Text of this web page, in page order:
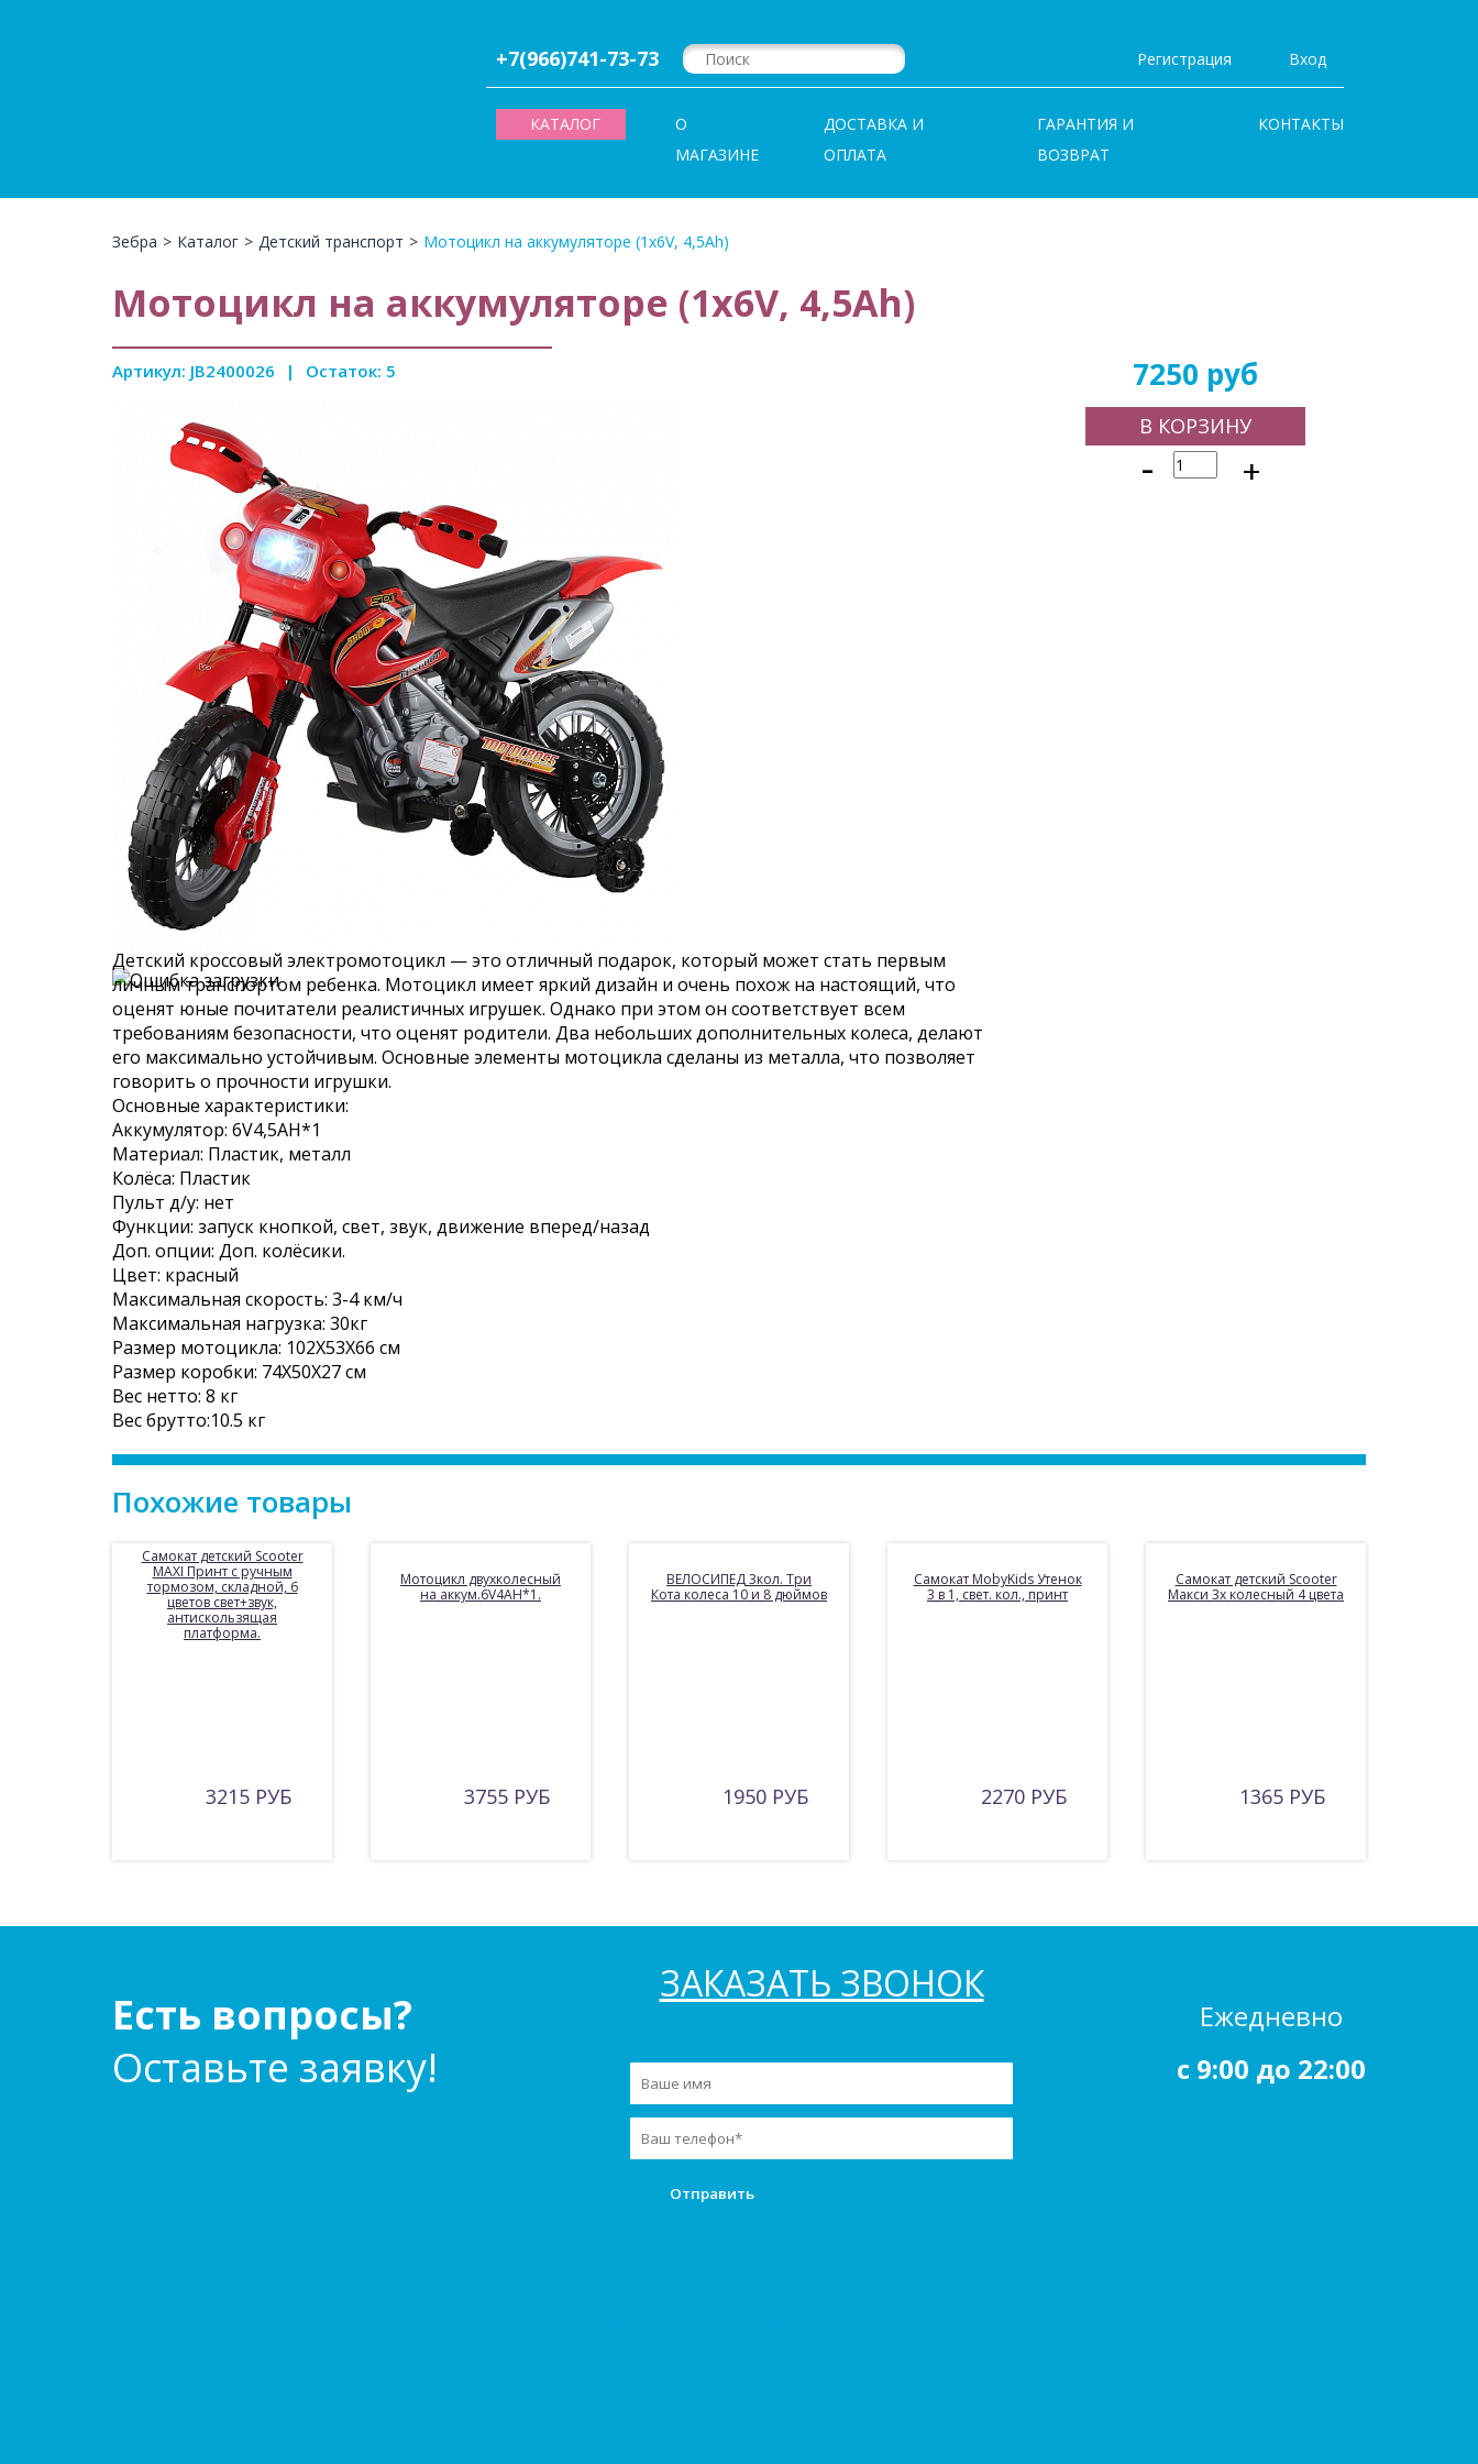
+7(966)741-73-73 Регистрация Вход
КАТАЛОГ
О
МАГАЗИНЕ
ДОСТАВКА И
ОПЛАТА
ГАРАНТИЯ И
ВОЗВРАТ
КОНТАКТЫ
Зебра > Каталог > Детский транспорт > Мотоцикл на аккумуляторе (1х6V, 4,5Ah)
Мотоцикл на аккумуляторе (1х6V, 4,5Ah)
Артикул: JB2400026 | Остаток: 5
Детский кроссовый электромотоцикл — это отличный подарок, который может стать первым
личным транспортом ребенка. Мотоцикл имеет яркий дизайн и очень похож на настоящий, что
оценят юные почитатели реалистичных игрушек. Однако при этом он соответствует всем
требованиям безопасности, что оценят родители. Два небольших дополнительных колеса, делают
его максимально устойчивым. Основные элементы мотоцикла сделаны из металла, что позволяет
говорить о прочности игрушки.
Основные характеристики:
Аккумулятор: 6V4,5AH*1
Материал: Пластик, металл
Колёса: Пластик
Пульт д/у: нет
Функции: запуск кнопкой, свет, звук, движение вперед/назад
Доп. опции: Доп. колёсики.
Цвет: красный
Максимальная скорость: 3-4 км/ч
Максимальная нагрузка: 30кг
Размер мотоцикла: 102X53X66 см
Размер коробки: 74X50X27 см
Вес нетто: 8 кг
Вес брутто:10.5 кг
7250 руб
В КОРЗИНУ
- +
Похожие товары
Самокат детский Scooter
MAXI Принт с ручным
тормозом, складной, 6
цветов свет+звук,
антискользящая
платформа.
3215 РУБ
Мотоцикл двухколесный
на аккум.6V4AH*1.
3755 РУБ
ВЕЛОСИПЕД 3кол. Три
Кота колеса 10 и 8 дюймов
1950 РУБ
Самокат MobyKids Утенок
3 в 1, свет. кол., принт
2270 РУБ
Самокат детский Scooter
Макси 3х колесный 4 цвета
1365 РУБ
Есть вопросы?
Оставьте заявку!
ЗАКАЗАТЬ ЗВОНОК
Ежедневно
c 9:00 до 22:00